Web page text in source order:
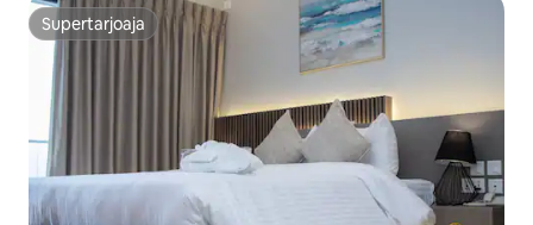
Supertarjoaja
Supertarjoaja